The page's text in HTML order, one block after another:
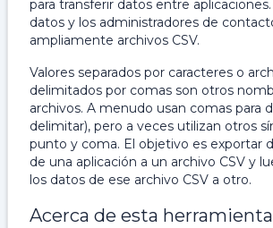
para transferir datos entre
datos y los administradores de
ampliamente archivos CSV.
Valores separados por caracteres o
delimitados por comas son otros
archivos. A menudo usan comas para
delimitar), pero a veces utilizan otros
punto y coma. El objetivo es exportar
de una aplicación a un archivo CSV y
los datos de ese archivo CSV a otro.
Acerca de esta